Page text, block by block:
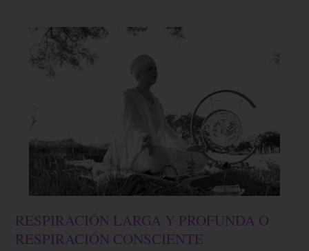
RESPIRACIÓN LARGA Y PROFUNDA O
RESPIRACIÓN CONSCIENTE
RESPIRACIÓN
LARGA
Y
PROFUNDA